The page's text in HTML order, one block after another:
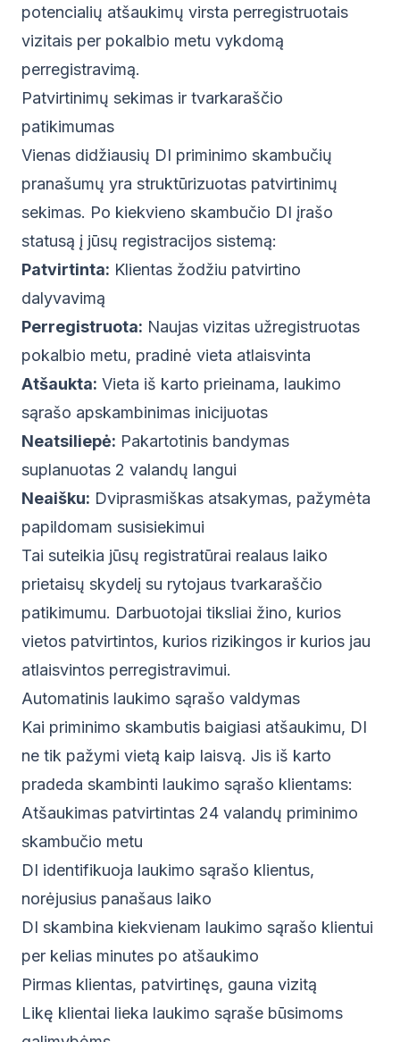
potencialių atšaukimų virsta perregistruotais
vizitais per pokalbio metu vykdomą
perregistravimą.
Patvirtinimų sekimas ir tvarkaraščio
patikimumas
Vienas didžiausių DI priminimo skambučių
pranašumų yra struktūrizuotas patvirtinimų
sekimas. Po kiekvieno skambučio DI įrašo
statusą į jūsų registracijos sistemą:
Patvirtinta: Klientas žodžiu patvirtino
dalyvavimą
Perregistruota: Naujas vizitas užregistruotas
pokalbio metu, pradinė vieta atlaisvinta
Atšaukta: Vieta iš karto prieinama, laukimo
sąrašo apskambinimas inicijuotas
Neatsiliepė: Pakartotinis bandymas
suplanuotas 2 valandų langui
Neaišku: Dviprasmiškas atsakymas, pažymėta
papildomam susisiekimui
Tai suteikia jūsų registratūrai realaus laiko
prietaisų skydelį su rytojaus tvarkaraščio
patikimumu. Darbuotojai tiksliai žino, kurios
vietos patvirtintos, kurios rizikingos ir kurios jau
atlaisvintos perregistravimui.
Automatinis laukimo sąrašo valdymas
Kai priminimo skambutis baigiasi atšaukimu, DI
ne tik pažymi vietą kaip laisvą. Jis iš karto
pradeda skambinti laukimo sąrašo klientams:
Atšaukimas patvirtintas 24 valandų priminimo
skambučio metu
DI identifikuoja laukimo sąrašo klientus,
norėjusius panašaus laiko
DI skambina kiekvienam laukimo sąrašo klientui
per kelias minutes po atšaukimo
Pirmas klientas, patvirtinęs, gauna vizitą
Likę klientai lieka laukimo sąraše būsimoms